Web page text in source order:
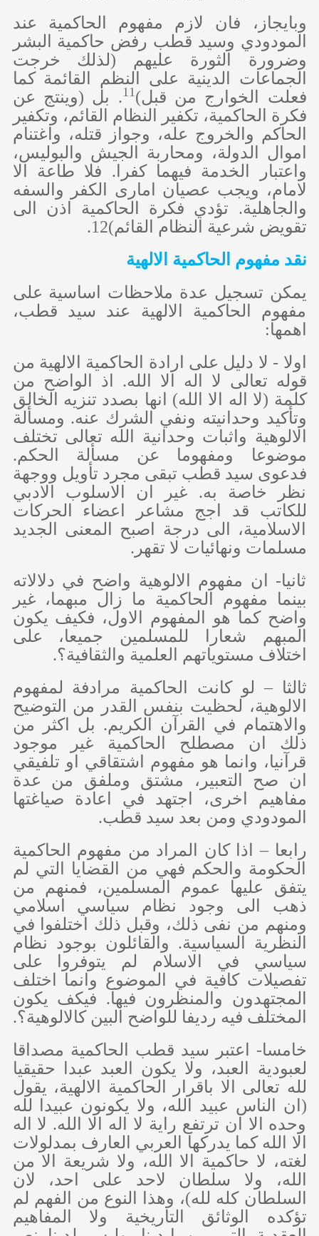
وبايجاز، فان لازم مفهوم الحاكمية عند
المودودي وسيد قطب رفض حاكمية البشر
وضرورة الثورة عليهم (لذلك خرجت
الجماعات الدينية على النظم القائمة كما
فعلت الخوارج من قبل)11. بل (وينتج عن
فكرة الحاكمية، تكفير النظام القائم، وتكفير
الحاكم والخروج عله، وجواز قتله، واغتنام
اموال الدولة، ومحاربة الجيش والبوليس،
واعتبار الخدمة فيهما كفرا. فلا طاعة الا
لامام، ويجب عصيان امارى الكفر والسفه
والجاهلية. تؤدي فكرة الحاكمية اذن الى
تقويض شرعية النظام القائم)12.
نقد مفهوم الحاكمية الالهية
يمكن تسجيل عدة ملاحظات اساسية على
مفهوم الحاكمية الالهية عند سيد قطب،
اهمها:
اولا - لا دليل على ارادة الحاكمية الالهية من
قوله تعالى لا اله الا الله. اذ الواضح من
كلمة (لا اله الا الله) انها بصدد تنزيه الخالق
وتأكيد وحدانيته ونفي الشرك عنه. ومسألة
الالوهية واثبات وحدانية الله تعالى تختلف
موضوعا ومفهوما عن مسألة الحكم.
فدعوى سيد قطب تبقى مجرد تأويل ووجهة
نظر خاصة به. غير ان الاسلوب الادبي
للكاتب قد اجج مشاعر اعضاء الحركات
الاسلامية، الى درجة اصبح المعنى الجديد
مسلمات ونهائيات لا تقهر.
ثانيا- ان مفهوم الالوهية واضح في دلالاته
بينما مفهوم الحاكمية ما زال مبهما، غير
واضح كما هو المفهوم الاول، فكيف يكون
المبهم شعارا للمسلمين جميعا، على
اختلاف مستوياتهم العلمية والثقافية؟.
ثالثا – لو كانت الحاكمية مرادفة لمفهوم
الالوهية، لحظيت بنفس القدر من التوضيح
والاهتمام في القرآن الكريم. بل اكثر من
ذلك ان مصطلح الحاكمية غير موجود
قرآنيا، وانما هو مفهوم اشتقاقي او تلفيقي
ان صح التعبير، مشتق وملفق من عدة
مفاهيم اخرى، اجتهد في اعادة صياغتها
المودودي ومن بعد سيد قطب.
رابعا – اذا كان المراد من مفهوم الحاكمية
الحكومة والحكم فهي من القضايا التي لم
يتفق عليها عموم المسلمين، فمنهم من
ذهب الى وجود نظام سياسي اسلامي
ومنهم من نفى ذلك، وقبل ذلك اختلفوا في
النظرية السياسية. والقائلون بوجود نظام
سياسي في الاسلام لم يتوفروا على
تفصيلات كافية في الموضوع وانما اختلف
المجتهدون والمنظرون فيها. فيكف يكون
المختلف فيه رديفا للواضح البين كالالوهية؟.
خامسا- اعتبر سيد قطب الحاكمية مصداقا
لعبودية العبد، ولا يكون العبد عبدا حقيقيا
لله تعالى الا باقرار الحاكمية الالهية، يقول
(ان الناس عبيد الله، ولا يكونون عبيدا لله
وحده الا ان ترتفع راية لا اله الا الله. لا اله
الا الله كما يدركها العربي العارف بمدلولات
لغته، لا حاكمية الا الله، ولا شريعة الا من
الله، ولا سلطان لاحد على احد، لان
السلطان كله لله)، وهذا النوع من الفهم لم
تؤكده الوثائق التاريخية ولا المفاهيم